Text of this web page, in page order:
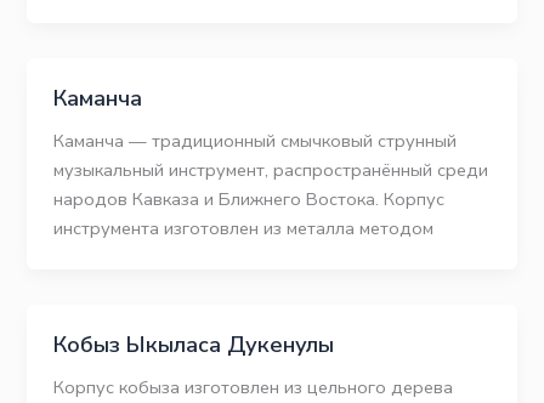
Каманча
Каманча — традиционный смычковый струнный
музыкальный инструмент, распространённый среди
народов Кавказа и Ближнего Востока. Корпус
инструмента изготовлен из металла методом
Кобыз Ыкыласа Дукенулы
Корпус кобыза изготовлен из цельного дерева